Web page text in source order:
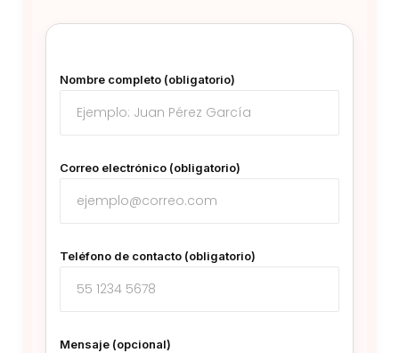
Nombre completo (obligatorio)
Correo electrónico (obligatorio)
Teléfono de contacto (obligatorio)
Mensaje (opcional)